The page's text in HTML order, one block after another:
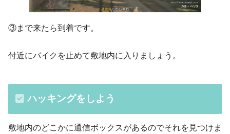
③まで来たら到着です。
付近にバイクを止めて敷地内に入りましょう。
ハッキングをしよう
敷地内のどこかに通信ボックスがあるのでそれを見つけま